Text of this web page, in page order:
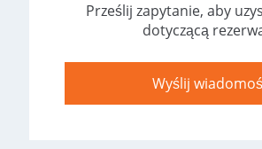
Prześlij zapytanie, aby
dotyczącą
Wyślij